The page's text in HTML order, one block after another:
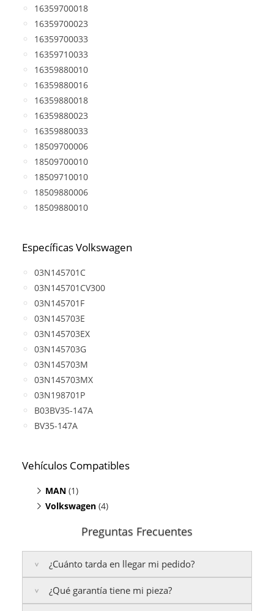
16359700018
16359700023
16359700033
16359710033
16359880010
16359880016
16359880018
16359880023
16359880033
18509700006
18509700010
18509710010
18509880006
18509880010
Específicas Volkswagen
03N145701C
03N145701CV300
03N145701F
03N145703E
03N145703EX
03N145703G
03N145703M
03N145703MX
03N198701P
B03BV35-147A
BV35-147A
Vehículos Compatibles
MAN (1)
TGE Bus 2.0
Volkswagen (4)
Crafter 2.0 TDI(motor CXEB)
Grand California 2.0(TDI, motor CXEB)
Transporter T6 2.0 TDI(motor CXEB)
Preguntas Frecuentes
¿Cuánto tarda en llegar mi pedido?
Península: Entregamos en un plazo estimado de
a 48 horas laborables, si realizas tu pedido antes de
¿Qué garantía tiene mi pieza?